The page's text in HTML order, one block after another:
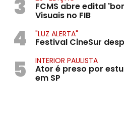
3 FCMS abre edital
Visuais no FIB
4 "LUZ ALERTA"
Festival CineSur
5 INTERIOR PAULISTA
Ator é preso por
em SP